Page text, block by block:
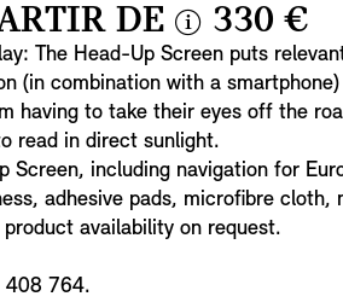
DE
i
n
f
o
330 €
The Head-Up Screen puts
(in combination with a
having to take their eyes off the
read in direct sunlight.
Screen, including navigation for
adhesive pads, microfibre cloth,
availability on request.
408 764.